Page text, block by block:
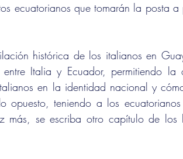
ecuatorianos que tomarán la posta
histórica de los italianos en
Italia y Ecuador, permitiendo
en la identidad nacional y
opuesto, teniendo a los ecuatorianos
más, se escriba otro capítulo de los